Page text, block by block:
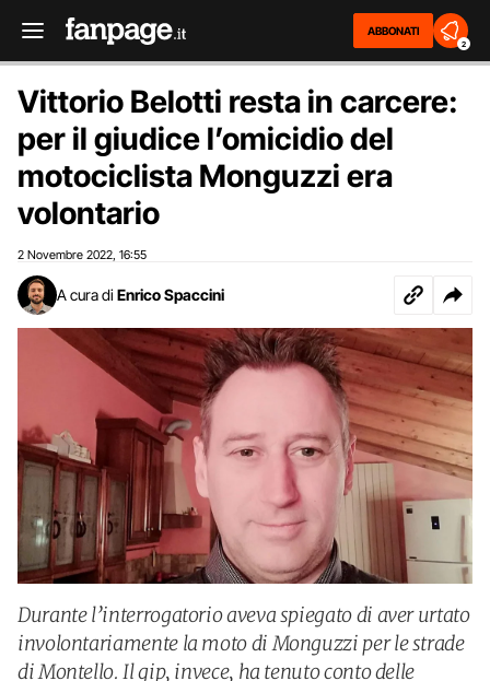
ABBONATI
2
Vittorio Belotti resta in carcere:
per il giudice l’omicidio del
motociclista Monguzzi era
volontario
2 Novembre 2022 16:55
A cura di Enrico Spaccini
Durante l’interrogatorio aveva spiegato di aver urtato
involontariamente la moto di Monguzzi per le strade
di Montello. Il gip, invece, ha tenuto conto delle